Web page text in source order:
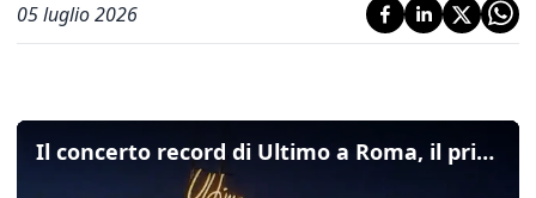
05 luglio 2026
Il concerto record di Ultimo a Roma, il primo brano è "Pianeti"